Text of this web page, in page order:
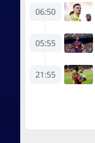
06:50
05:55
21:55